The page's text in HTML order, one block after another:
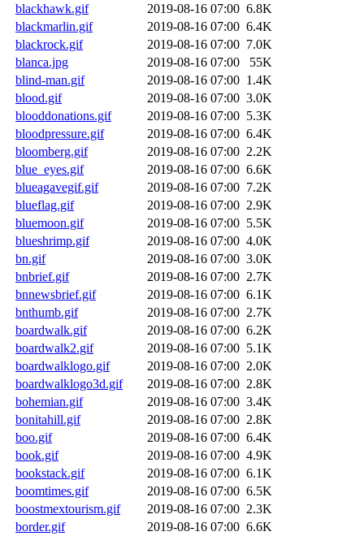
blackhawk.gif
2019-08-16 07:00 6.8K
blackmarlin.gif
2019-08-16 07:00 6.4K
blackrock.gif
2019-08-16 07:00 7.0K
blanca.jpg
2019-08-16 07:00
55K
blind-man.gif
2019-08-16 07:00 1.4K
blood.gif
2019-08-16 07:00 3.0K
blooddonations.gif
2019-08-16 07:00 5.3K
bloodpressure.gif
2019-08-16 07:00 6.4K
bloomberg.gif
2019-08-16 07:00 2.2K
blue_eyes.gif
2019-08-16 07:00 6.6K
blueagavegif.gif
2019-08-16 07:00 7.2K
blueflag.gif
2019-08-16 07:00 2.9K
bluemoon.gif
2019-08-16 07:00 5.5K
blueshrimp.gif
2019-08-16 07:00 4.0K
bn.gif
2019-08-16 07:00 3.0K
bnbrief.gif
2019-08-16 07:00 2.7K
bnnewsbrief.gif
2019-08-16 07:00 6.1K
bnthumb.gif
2019-08-16 07:00 2.7K
boardwalk.gif
2019-08-16 07:00 6.2K
boardwalk2.gif
2019-08-16 07:00 5.1K
boardwalklogo.gif
2019-08-16 07:00 2.0K
boardwalklogo3d.gif
2019-08-16 07:00 2.8K
bohemian.gif
2019-08-16 07:00 3.4K
bonitahill.gif
2019-08-16 07:00 2.8K
boo.gif
2019-08-16 07:00 6.4K
book.gif
2019-08-16 07:00 4.9K
bookstack.gif
2019-08-16 07:00 6.1K
boomtimes.gif
2019-08-16 07:00 6.5K
boostmextourism.gif
2019-08-16 07:00 2.3K
border.gif
2019-08-16 07:00 6.6K